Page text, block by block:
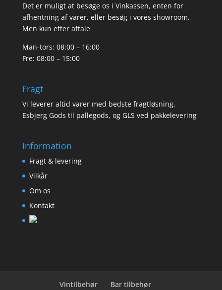
Det er muligt at besøge os i Vinkassen, enten for
afhentning af varer, eller besøg i vores showroom.
Men kun efter aftale
Man-tors: 08:00 – 16:00
Fre: 08:00 – 15:00
Fragt
Vi leverer altid varer med bedste fragtløsning.
Esbjerg Gods til pallegods, og GLS ved pakkelevering
Information
Fragt & levering
Vilkår
Om os
Kontakt
Vintilbehør
Bar tilbehør